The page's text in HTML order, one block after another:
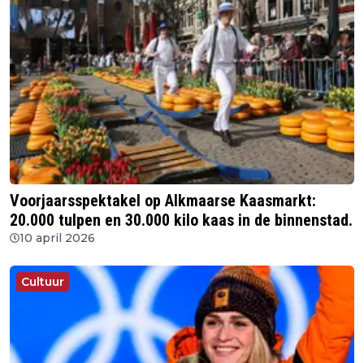
Voorjaarsspektakel op Alkmaarse Kaasmarkt:
20.000 tulpen en 30.000 kilo kaas in de binnenstad.
10 april 2026
Cultuur